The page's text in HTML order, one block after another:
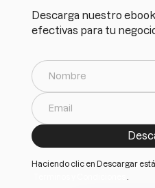
Descarga nuestro
efectivas para tu
Haciendo clic en Descargar